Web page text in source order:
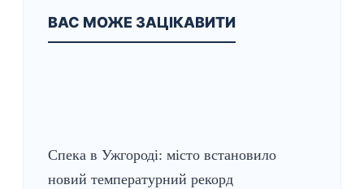
ВАС МОЖЕ ЗАЦІКАВИТИ
Спека в Ужгороді: місто встановило
новий температурний рекорд